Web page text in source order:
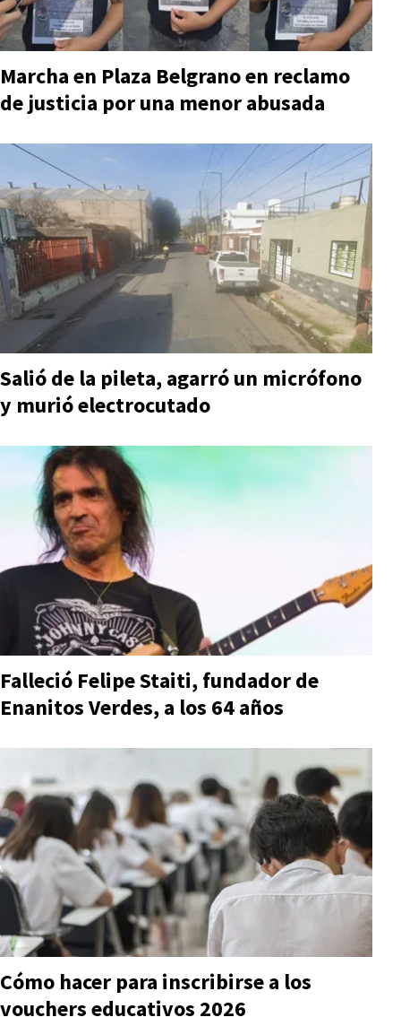
Marcha en Plaza Belgrano en reclamo
de justicia por una menor abusada
Salió de la pileta, agarró un micrófono
y murió electrocutado
Falleció Felipe Staiti, fundador de
Enanitos Verdes, a los 64 años
Cómo hacer para inscribirse a los
vouchers educativos 2026